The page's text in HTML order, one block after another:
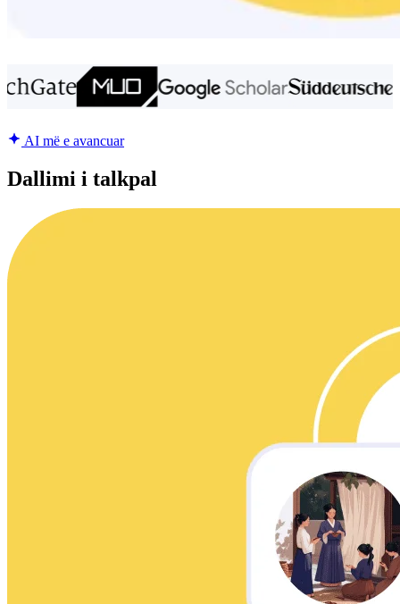
AI më e avancuar
Dallimi i talkpal